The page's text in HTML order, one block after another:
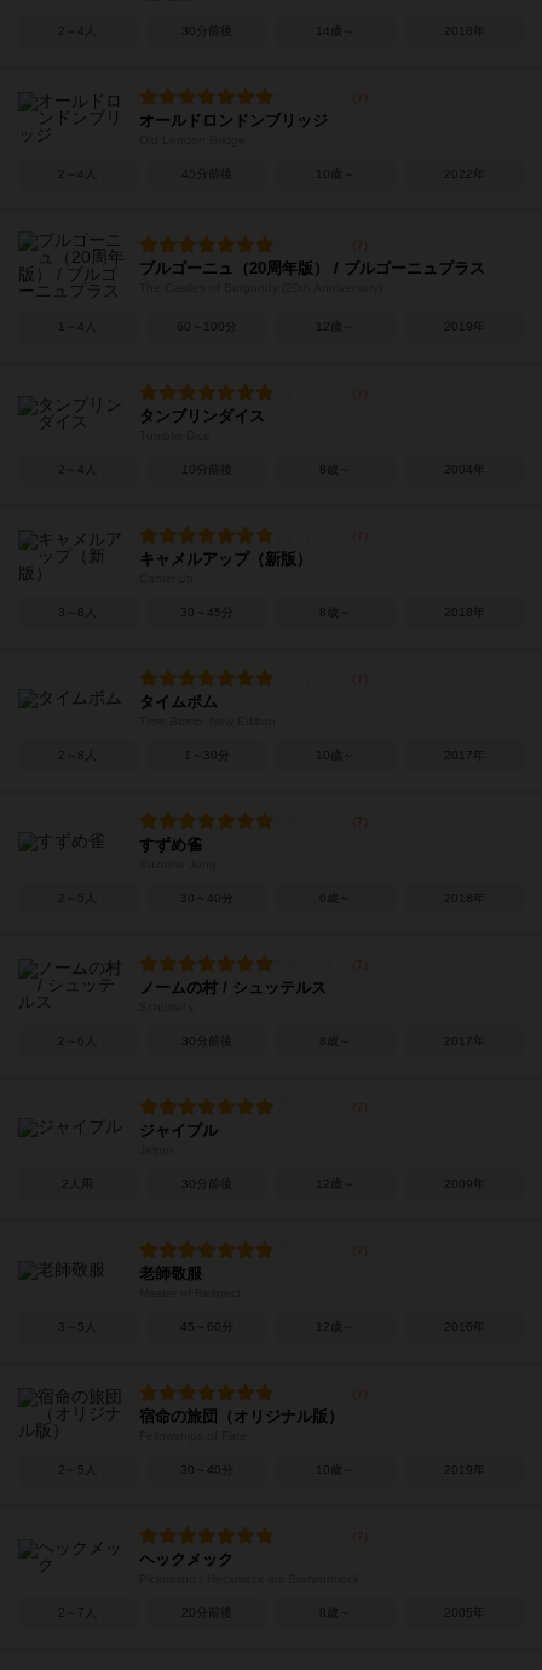
2～4人 30分前後 14歳～ 2018年
オールドロンドンブリッジ
2～4人 45分前後 10歳～ 2022年
ブルゴーニュ（20周年版） / ブルゴーニュプラス
1～4人 60～100分 12歳～ 2019年
タンブリンダイス
2～4人 10分前後 8歳～ 2004年
キャメルアップ（新版）
3～8人 30～45分 8歳～ 2018年
タイムボム
2～8人 1～30分 10歳～ 2017年
すずめ雀
2～5人 30～40分 6歳～ 2018年
ノームの村 / シュッテルス
2～6人 30分前後 8歳～ 2017年
ジャイプル
2人用 30分前後 12歳～ 2009年
老師敬服
3～5人 45～60分 12歳～ 2016年
宿命の旅団（オリジナル版）
2～5人 30～40分 10歳～ 2019年
ヘックメック
2～7人 20分前後 8歳～ 2005年